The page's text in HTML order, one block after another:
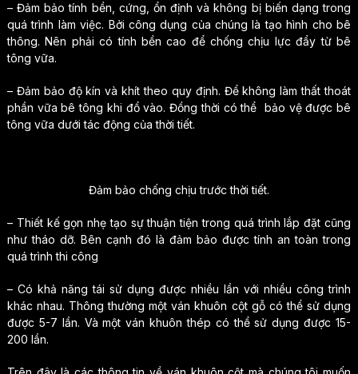
– Đảm bảo tính bền, cứng, ổn định và không bị biến dạng trong
quá trình làm việc. Bởi công dụng của chúng là tạo hình cho bê
thông. Nên phải có tính bền cao để chống chịu lực đẩy từ bê
tông vữa.
– Đảm bảo độ kín và khít theo quy định. Để không làm thất thoát
phần vữa bê tông khi đổ vào. Đồng thời có thể bảo vệ được bê
tông vữa dưới tác động của thời tiết.
Đảm bảo chống chịu trước thời tiết.
– Thiết kế gọn nhẹ tạo sự thuận tiện trong quá trình lắp đặt cũng
như tháo dỡ. Bên cạnh đó là đảm bảo được tính an toàn trong
quá trình thi công
– Có khả năng tái sử dụng được nhiều lần với nhiều công trình
khác nhau. Thông thường một ván khuôn cột gỗ có thể sử dụng
được 5-7 lần. Và một ván khuôn thép có thể sử dụng được 15-
200 lần.